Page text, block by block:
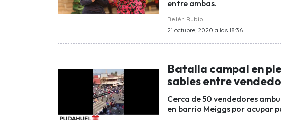
entre ambas.
Belén Rubio
21 octubre, 2020 a las 18:36
Batalla campal en
sables entre
Cerca de 50 vendedores
en barrio Meiggs por acupar